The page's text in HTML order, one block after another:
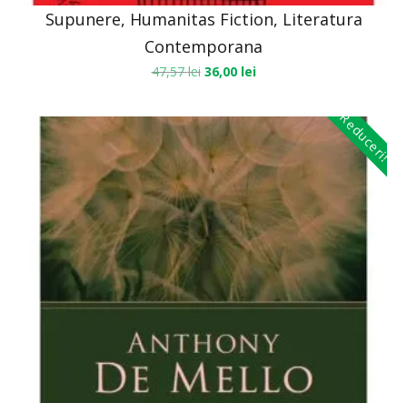
Supunere, Humanitas Fiction, Literatura
Contemporana
47,57lei 36,00 lei
Reduceri!